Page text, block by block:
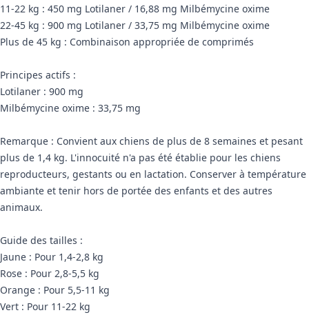
11-22 kg : 450 mg Lotilaner / 16,88 mg Milbémycine oxime
22-45 kg : 900 mg Lotilaner / 33,75 mg Milbémycine oxime
Plus de 45 kg : Combinaison appropriée de comprimés
Principes actifs :
Lotilaner : 900 mg
Milbémycine oxime : 33,75 mg
Remarque : Convient aux chiens de plus de 8 semaines et pesant
plus de 1,4 kg. L'innocuité n'a pas été établie pour les chiens
reproducteurs, gestants ou en lactation. Conserver à température
ambiante et tenir hors de portée des enfants et des autres
animaux.
Guide des tailles :
Jaune : Pour 1,4-2,8 kg
Rose : Pour 2,8-5,5 kg
Orange : Pour 5,5-11 kg
Vert : Pour 11-22 kg